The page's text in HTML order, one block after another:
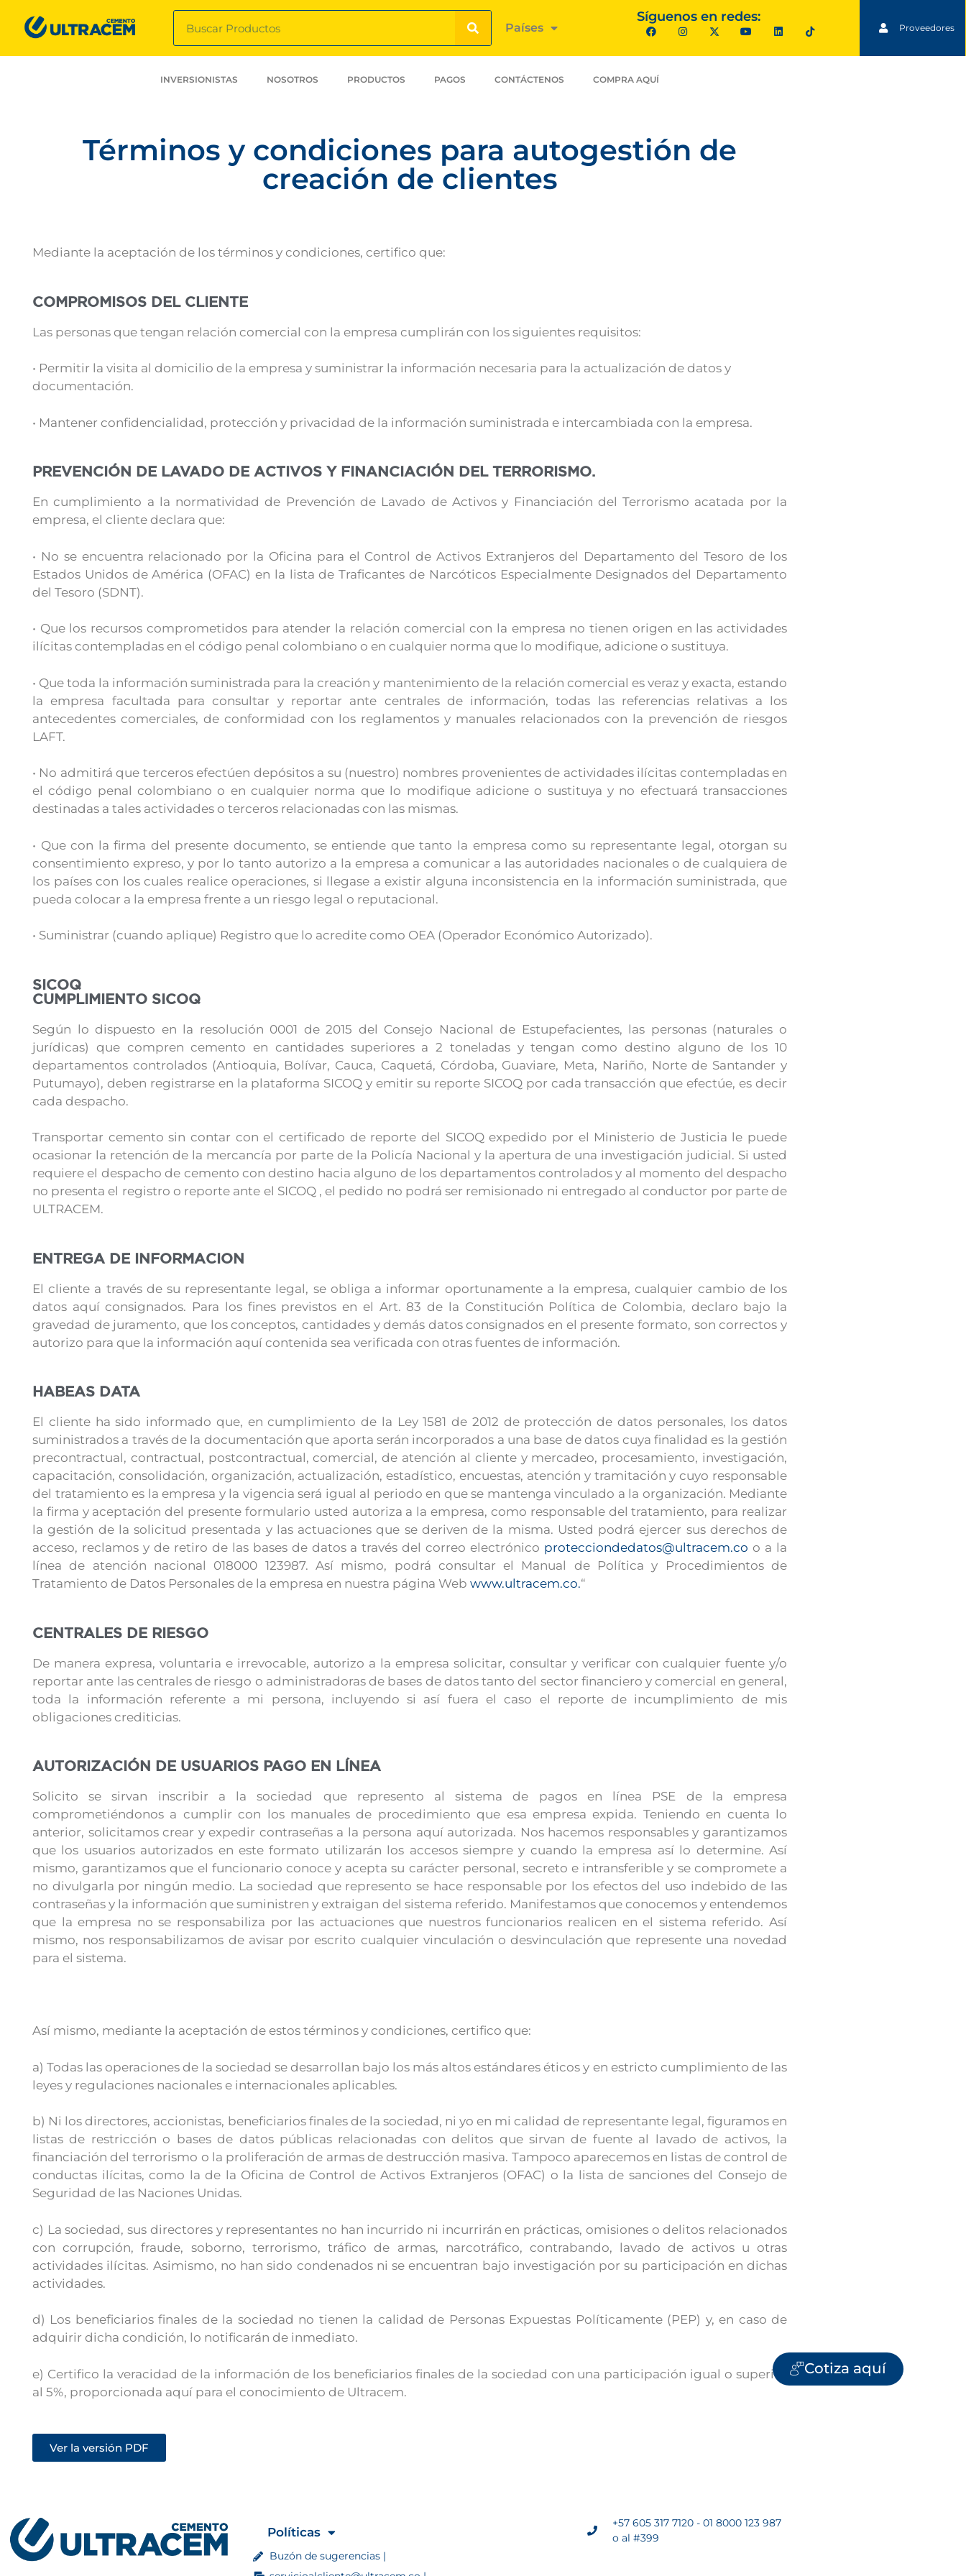
Países
Síguenos en redes:
Proveedores
INVERSIONISTAS NOSOTROS PRODUCTOS PAGOS CONTÁCTENOS COMPRA AQUÍ
Términos y condiciones para autogestión de
creación de clientes
Mediante la aceptación de los términos y condiciones, certifico que:
COMPROMISOS DEL CLIENTE
Las personas que tengan relación comercial con la empresa cumplirán con los siguientes requisitos:
• Permitir la visita al domicilio de la empresa y suministrar la información necesaria para la actualización de datos y
documentación.
• Mantener confidencialidad, protección y privacidad de la información suministrada e intercambiada con la empresa.
PREVENCIÓN DE LAVADO DE ACTIVOS Y FINANCIACIÓN DEL TERRORISMO.
En cumplimiento a la normatividad de Prevención de Lavado de Activos y Financiación del Terrorismo acatada por la
empresa, el cliente declara que:
• No se encuentra relacionado por la Oficina para el Control de Activos Extranjeros del Departamento del Tesoro de los
Estados Unidos de América (OFAC) en la lista de Traficantes de Narcóticos Especialmente Designados del Departamento
del Tesoro (SDNT).
• Que los recursos comprometidos para atender la relación comercial con la empresa no tienen origen en las actividades
ilícitas contempladas en el código penal colombiano o en cualquier norma que lo modifique, adicione o sustituya.
• Que toda la información suministrada para la creación y mantenimiento de la relación comercial es veraz y exacta, estando
la empresa facultada para consultar y reportar ante centrales de información, todas las referencias relativas a los
antecedentes comerciales, de conformidad con los reglamentos y manuales relacionados con la prevención de riesgos
LAFT.
• No admitirá que terceros efectúen depósitos a su (nuestro) nombres provenientes de actividades ilícitas contempladas en
el código penal colombiano o en cualquier norma que lo modifique adicione o sustituya y no efectuará transacciones
destinadas a tales actividades o terceros relacionadas con las mismas.
• Que con la firma del presente documento, se entiende que tanto la empresa como su representante legal, otorgan su
consentimiento expreso, y por lo tanto autorizo a la empresa a comunicar a las autoridades nacionales o de cualquiera de
los países con los cuales realice operaciones, si llegase a existir alguna inconsistencia en la información suministrada, que
pueda colocar a la empresa frente a un riesgo legal o reputacional.
• Suministrar (cuando aplique) Registro que lo acredite como OEA (Operador Económico Autorizado).
SICOQ
CUMPLIMIENTO SICOQ
Según lo dispuesto en la resolución 0001 de 2015 del Consejo Nacional de Estupefacientes, las personas (naturales o
jurídicas) que compren cemento en cantidades superiores a 2 toneladas y tengan como destino alguno de los 10
departamentos controlados (Antioquia, Bolívar, Cauca, Caquetá, Córdoba, Guaviare, Meta, Nariño, Norte de Santander y
Putumayo), deben registrarse en la plataforma SICOQ y emitir su reporte SICOQ por cada transacción que efectúe, es decir
cada despacho.
Transportar cemento sin contar con el certificado de reporte del SICOQ expedido por el Ministerio de Justicia le puede
ocasionar la retención de la mercancía por parte de la Policía Nacional y la apertura de una investigación judicial. Si usted
requiere el despacho de cemento con destino hacia alguno de los departamentos controlados y al momento del despacho
no presenta el registro o reporte ante el SICOQ , el pedido no podrá ser remisionado ni entregado al conductor por parte de
ULTRACEM.
ENTREGA DE INFORMACION
El cliente a través de su representante legal, se obliga a informar oportunamente a la empresa, cualquier cambio de los
datos aquí consignados. Para los fines previstos en el Art. 83 de la Constitución Política de Colombia, declaro bajo la
gravedad de juramento, que los conceptos, cantidades y demás datos consignados en el presente formato, son correctos y
autorizo para que la información aquí contenida sea verificada con otras fuentes de información.
HABEAS DATA
El cliente ha sido informado que, en cumplimiento de la Ley 1581 de 2012 de protección de datos personales, los datos
suministrados a través de la documentación que aporta serán incorporados a una base de datos cuya finalidad es la gestión
precontractual, contractual, postcontractual, comercial, de atención al cliente y mercadeo, procesamiento, investigación,
capacitación, consolidación, organización, actualización, estadístico, encuestas, atención y tramitación y cuyo responsable
del tratamiento es la empresa y la vigencia será igual al periodo en que se mantenga vinculado a la organización. Mediante
la firma y aceptación del presente formulario usted autoriza a la empresa, como responsable del tratamiento, para realizar
la gestión de la solicitud presentada y las actuaciones que se deriven de la misma. Usted podrá ejercer sus derechos de
acceso, reclamos y de retiro de las bases de datos a través del correo electrónico protecciondedatos@ultracem.co o a la
línea de atención nacional 018000 123987. Así mismo, podrá consultar el Manual de Política y Procedimientos de
Tratamiento de Datos Personales de la empresa en nuestra página Web www.ultracem.co.“
CENTRALES DE RIESGO
De manera expresa, voluntaria e irrevocable, autorizo a la empresa solicitar, consultar y verificar con cualquier fuente y/o
reportar ante las centrales de riesgo o administradoras de bases de datos tanto del sector financiero y comercial en general,
toda la información referente a mi persona, incluyendo si así fuera el caso el reporte de incumplimiento de mis
obligaciones crediticias.
AUTORIZACIÓN DE USUARIOS PAGO EN LÍNEA
Solicito se sirvan inscribir a la sociedad que represento al sistema de pagos en línea PSE de la empresa
comprometiéndonos a cumplir con los manuales de procedimiento que esa empresa expida. Teniendo en cuenta lo
anterior, solicitamos crear y expedir contraseñas a la persona aquí autorizada. Nos hacemos responsables y garantizamos
que los usuarios autorizados en este formato utilizarán los accesos siempre y cuando la empresa así lo determine. Así
mismo, garantizamos que el funcionario conoce y acepta su carácter personal, secreto e intransferible y se compromete a
no divulgarla por ningún medio. La sociedad que represento se hace responsable por los efectos del uso indebido de las
contraseñas y la información que suministren y extraigan del sistema referido. Manifestamos que conocemos y entendemos
que la empresa no se responsabiliza por las actuaciones que nuestros funcionarios realicen en el sistema referido. Así
mismo, nos responsabilizamos de avisar por escrito cualquier vinculación o desvinculación que represente una novedad
para el sistema.
Así mismo, mediante la aceptación de estos términos y condiciones, certifico que:
a) Todas las operaciones de la sociedad se desarrollan bajo los más altos estándares éticos y en estricto cumplimiento de las
leyes y regulaciones nacionales e internacionales aplicables.
b) Ni los directores, accionistas, beneficiarios finales de la sociedad, ni yo en mi calidad de representante legal, figuramos en
listas de restricción o bases de datos públicas relacionadas con delitos que sirvan de fuente al lavado de activos, la
financiación del terrorismo o la proliferación de armas de destrucción masiva. Tampoco aparecemos en listas de control de
conductas ilícitas, como la de la Oficina de Control de Activos Extranjeros (OFAC) o la lista de sanciones del Consejo de
Seguridad de las Naciones Unidas.
c) La sociedad, sus directores y representantes no han incurrido ni incurrirán en prácticas, omisiones o delitos relacionados
con corrupción, fraude, soborno, terrorismo, tráfico de armas, narcotráfico, contrabando, lavado de activos u otras
actividades ilícitas. Asimismo, no han sido condenados ni se encuentran bajo investigación por su participación en dichas
actividades.
d) Los beneficiarios finales de la sociedad no tienen la calidad de Personas Expuestas Políticamente (PEP) y, en caso de
adquirir dicha condición, lo notificarán de inmediato.
e) Certifico la veracidad de la información de los beneficiarios finales de la sociedad con una participación igual o superior
al 5%, proporcionada aquí para el conocimiento de Ultracem.
Ver la versión PDF
Políticas
Buzón de sugerencias |
+57 605 317 7120 - 01 8000 123 987
o al #399
Cotiza aquí